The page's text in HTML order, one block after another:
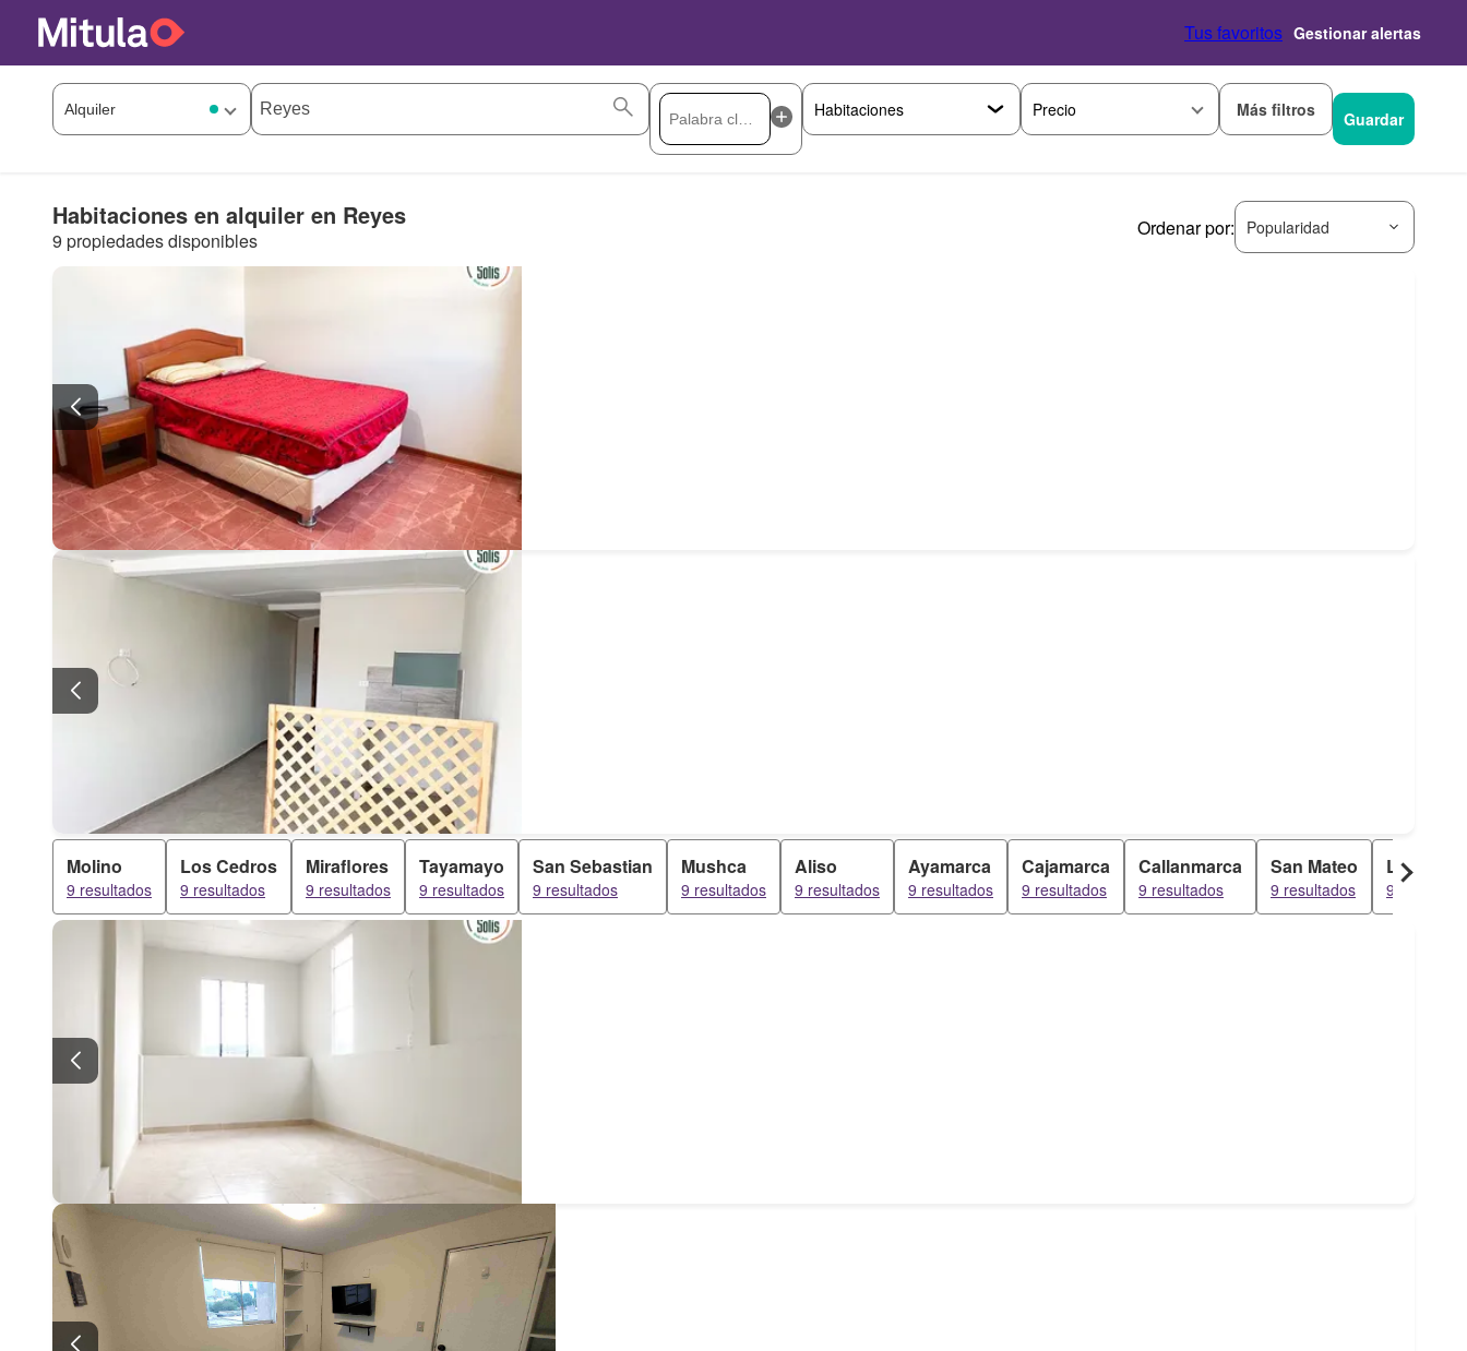
Tus favoritos Gestionar alertas
Precio Más filtros Guardar
Habitaciones en alquiler en Reyes
9 propiedades disponibles
Ordenar por: Popularidad
Molino
9 resultados
Los Cedros
9 resultados
Miraflores
9 resultados
Tayamayo
9 resultados
San Sebastian
9 resultados
Mushca
9 resultados
Aliso
9 resultados
Ayamarca
9 resultados
Cajamarca
9 resultados
Callanmarca
9 resultados
San Mateo
9 resultados
Los
9